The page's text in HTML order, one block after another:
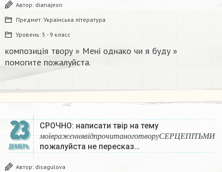
Автор: dianajeon
Предмет: Українська література
Уровень: 5 - 9 класс
композиція твору » Мені однако чи я буду »
помогите пожалуйста.​​
23
ДЕКАБРЬ
СРОЧНО: написати твір на тему
мо їв р а ж е н няв і д пр о ч и т а н о го т в о р у С Е Р Ц Е П І Т ЬМИ
м оїв р а ж еннявід пр очи тан огот воруСЕРЦЕ ПІТ
пожалуйста не пересказ…
Автор: disagulova